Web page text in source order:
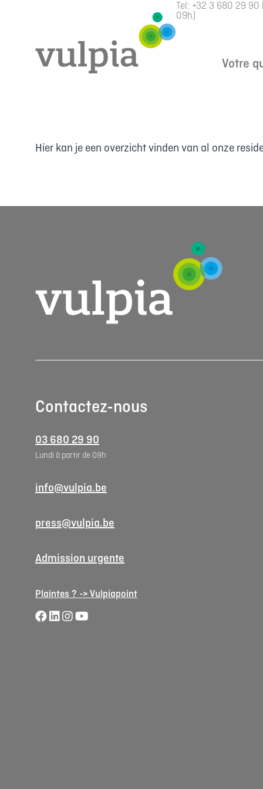
Tel: +32 3 680 29 90
09h)
Votre
Hier kan je een overzicht vinden van al onze
Contactez-nous
03 680 29 90
Lundi à partir de 09h
info@vulpia.be
press@vulpia.be
Admission urgente
Plaintes ? -> Vulpiapoint